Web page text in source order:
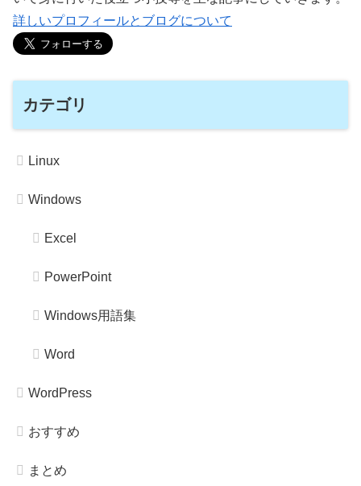
詳しいプロフィールとブログについて
カテゴリ
Linux
Windows
Excel
PowerPoint
Windows用語集
Word
WordPress
おすすめ
まとめ